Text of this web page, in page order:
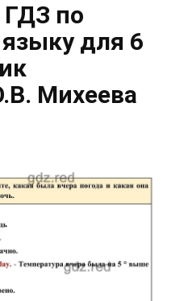
по
для 6
Михеева